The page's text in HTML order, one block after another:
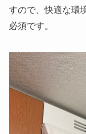
すので、快適な環
必須です。